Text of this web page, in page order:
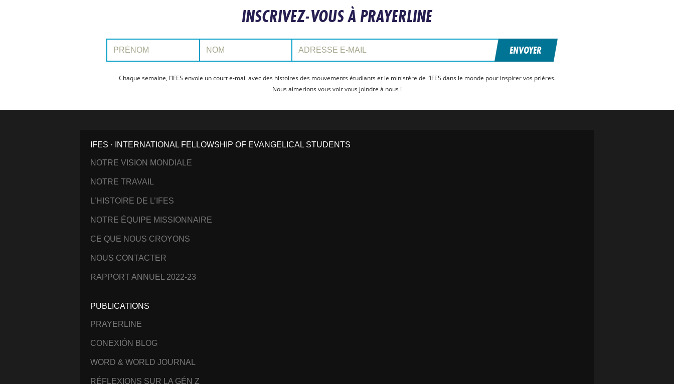
INSCRIVEZ-VOUS À PRAYERLINE
Prénom: Nom: Adresse e-mail:
ENVOYER
Chaque semaine, l’IFES envoie un court e-mail avec des histoires des mouvements étudiants et le ministère de l’IFES dans le monde pour inspirer vos prières.
Nous aimerions vous voir vous joindre à nous !
IFES · INTERNATIONAL FELLOWSHIP OF EVANGELICAL STUDENTS
NOTRE VISION MONDIALE
NOTRE TRAVAIL
L’HISTOIRE DE L’IFES
NOTRE ÉQUIPE MISSIONNAIRE
CE QUE NOUS CROYONS
NOUS CONTACTER
RAPPORT ANNUEL 2022-23
PUBLICATIONS
PRAYERLINE
CONEXIÓN BLOG
WORD & WORLD JOURNAL
RÉFLEXIONS SUR LA GÉN Z